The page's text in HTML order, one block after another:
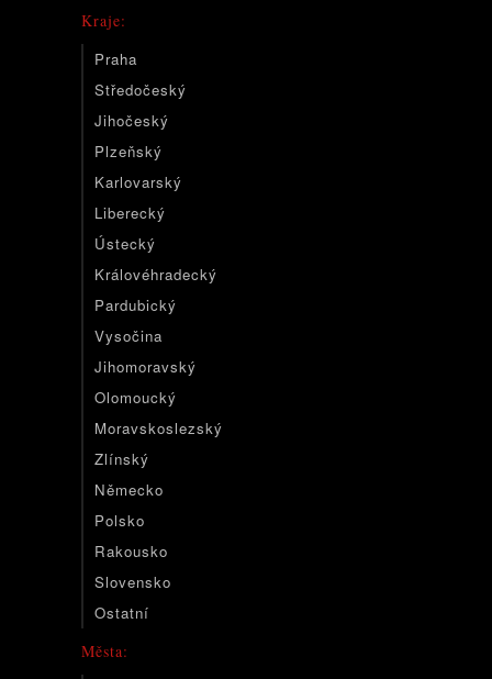
Kraje:
Praha
Středočeský
Jihočeský
Plzeňský
Karlovarský
Liberecký
Ústecký
Královéhradecký
Pardubický
Vysočina
Jihomoravský
Olomoucký
Moravskoslezský
Zlínský
Německo
Polsko
Rakousko
Slovensko
Ostatní
Města: